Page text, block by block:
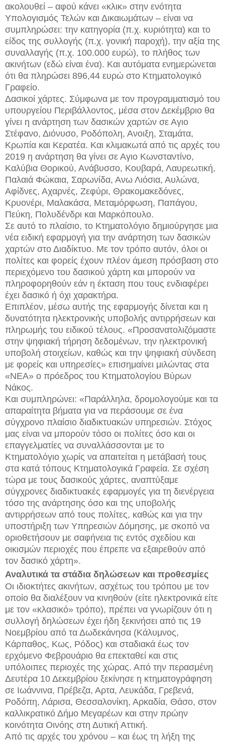
ακολουθεί – αφού κάνει «κλικ» στην ενότητα
Υπολογισμός Τελών και Δικαιωμάτων – είναι να
συμπληρώσει: την κατηγορία (π.χ. κυριότητα) και το
είδος της συλλογής (π.χ. γονική παροχή), την αξία της
συναλλαγής (π.χ. 100.000 ευρώ), το πλήθος των
ακινήτων (εδώ είναι ένα). Και αυτόματα ενημερώνεται
ότι θα πληρώσει 896,44 ευρώ στο Κτηματολογικό
Γραφείο.
Δασικοί χάρτες. Σύμφωνα με τον προγραμματισμό του
υπουργείου Περιβάλλοντος, μέσα στον Δεκέμβριο θα
γίνει η ανάρτηση των δασικών χαρτών σε Αγιο
Στέφανο, Διόνυσο, Ροδόπολη, Ανοιξη, Σταμάτα,
Κρωπία και Κερατέα. Και κλιμακωτά από τις αρχές του
2019 η ανάρτηση θα γίνει σε Αγιο Κωνσταντίνο,
Καλύβια Θορικού, Ανάβυσσο, Κουβαρά, Λαυρεωτική,
Παλαιά Φώκαια, Σαρωνίδα, Ανω Λιόσια, Αυλώνα,
Αφίδνες, Αχαρνές, Ζεφύρι, Θρακομακεδόνες,
Κρυονέρι, Μαλακάσα, Μεταμόρφωση, Παπάγου,
Πεύκη, Πολυδένδρι και Μαρκόπουλο.
Σε αυτό το πλαίσιο, το Κτηματολόγιο δημιούργησε μια
νέα ειδική εφαρμογή για την ανάρτηση των δασικών
χαρτών στο Διαδίκτυο. Με τον τρόπο αυτόν, όλοι οι
πολίτες και φορείς έχουν πλέον άμεση πρόσβαση στο
περιεχόμενο του δασικού χάρτη και μπορούν να
πληροφορηθούν εάν η έκταση που τους ενδιαφέρει
έχει δασικό ή όχι χαρακτήρα.
Επιπλέον, μέσω αυτής της εφαρμογής δίνεται και η
δυνατότητα ηλεκτρονικής υποβολής αντιρρήσεων και
πληρωμής του ειδικού τέλους. «Προσανατολιζόμαστε
στην ψηφιακή τήρηση δεδομένων, την ηλεκτρονική
υποβολή στοιχείων, καθώς και την ψηφιακή σύνδεση
με φορείς και υπηρεσίες» επισημαίνει μιλώντας στα
«ΝΕΑ» ο πρόεδρος του Κτηματολογίου Βύρων
Νάκος.
Και συμπληρώνει: «Παράλληλα, δρομολογούμε και τα
απαραίτητα βήματα για να περάσουμε σε ένα
σύγχρονο πλαίσιο διαδικτυακών υπηρεσιών. Στόχος
μας είναι να μπορούν τόσο οι πολίτες όσο και οι
επαγγελματίες να συναλλάσσονται με το
Κτηματολόγιο χωρίς να απαιτείται η μετάβασή τους
στα κατά τόπους Κτηματολογικά Γραφεία. Σε σχέση
τώρα με τους δασικούς χάρτες, αναπτύξαμε
σύγχρονες διαδικτυακές εφαρμογές για τη διενέργεια
τόσο της ανάρτησης όσο και της υποβολής
αντιρρήσεων από τους πολίτες, καθώς και για την
υποστήριξη των Υπηρεσιών Δόμησης, με σκοπό να
οριοθετήσουν με σαφήνεια τις εντός σχεδίου και
οικισμών περιοχές που έπρεπε να εξαιρεθούν από
τον δασικό χάρτη».
Αναλυτικά τα στάδια δηλώσεων και προθεσμίες
Οι ιδιοκτήτες ακινήτων, ασχέτως του τρόπου με τον
οποίο θα διαλέξουν να κινηθούν (είτε ηλεκτρονικά είτε
με τον «κλασικό» τρόπο), πρέπει να γνωρίζουν ότι η
συλλογή δηλώσεων έχει ήδη ξεκινήσει από τις 19
Νοεμβρίου από τα Δωδεκάνησα (Κάλυμνος,
Κάρπαθος, Κως, Ρόδος) και σταδιακά έως τον
ερχόμενο Φεβρουάριο θα επεκταθεί και στις
υπόλοιπες περιοχές της χώρας. Από την περασμένη
Δευτέρα 10 Δεκεμβρίου ξεκίνησε η κτηματογράφηση
σε Ιωάννινα, Πρέβεζα, Αρτα, Λευκάδα, Γρεβενά,
Ροδόπη, Λάρισα, Θεσσαλονίκη, Αρκαδία, Θάσο, στον
καλλικρατικό Δήμο Μεγαρέων και στην πρώην
κοινότητα Οινόης στη Δυτική Αττική.
Από τις αρχές του χρόνου – και έως τη λήξη της